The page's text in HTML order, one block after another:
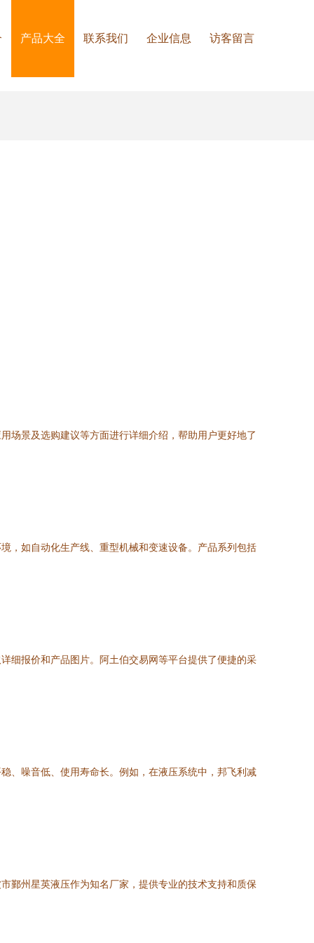
产品大全 联系我们 企业信息 访客留言
场景及选购建议等方面进行详细介绍，帮助用户更好地了
，如自动化生产线、重型机械和变速设备。产品系列包括
细报价和产品图片。阿土伯交易网等平台提供了便捷的采
、噪音低、使用寿命长。例如，在液压系统中，邦飞利减
鄞州星英液压作为知名厂家，提供专业的技术支持和质保